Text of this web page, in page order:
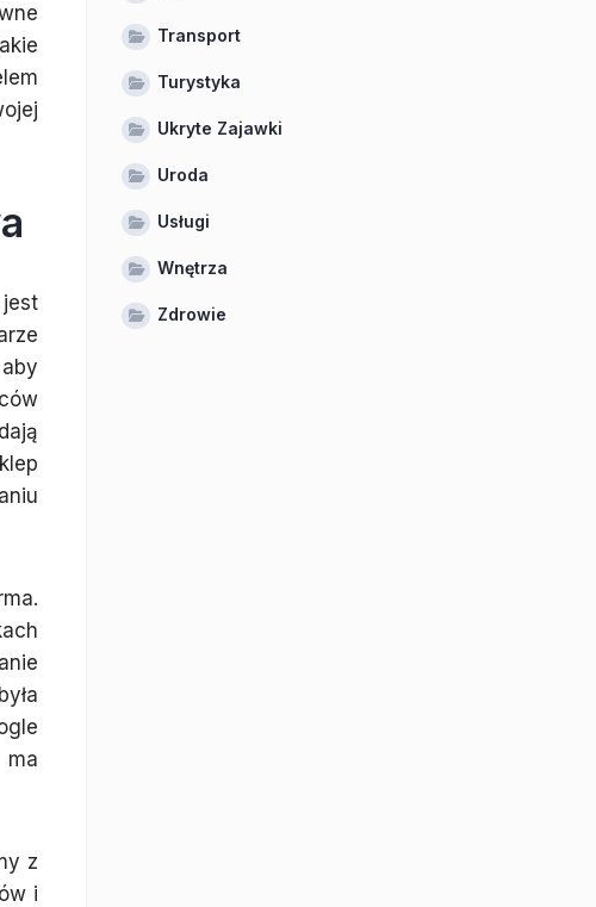
z
i
Transport
Turystyka
Ukryte Zajawki
Uroda
Usługi
Wnętrza
Zdrowie